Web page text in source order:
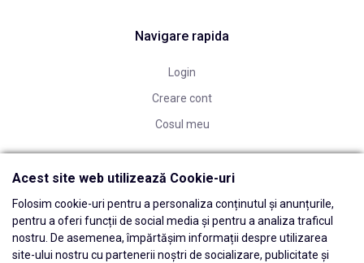
Navigare rapida
Login
Creare cont
Cosul meu
Acest site web utilizează Cookie-uri
Folosim cookie-uri pentru a personaliza conținutul și anunțurile,
pentru a oferi funcții de social media și pentru a analiza traficul
nostru. De asemenea, împărtășim informații despre utilizarea
site-ului nostru cu partenerii noștri de socializare, publicitate și